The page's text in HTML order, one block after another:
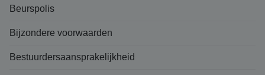
Beurspolis
Bijzondere voorwaarden
Bestuurdersaansprakelijkheid